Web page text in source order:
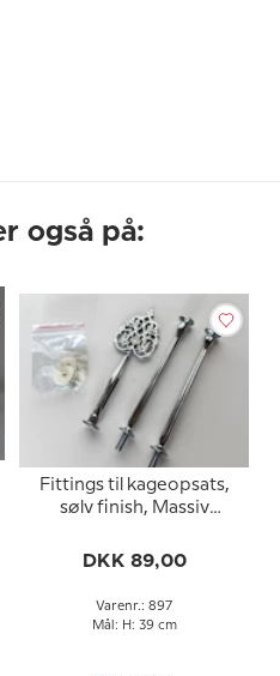
også på:
Fittings til kageopsats,
sølv finish, Massiv
DKK 89,00
Varenr.: 897
Mål: H: 39 cm